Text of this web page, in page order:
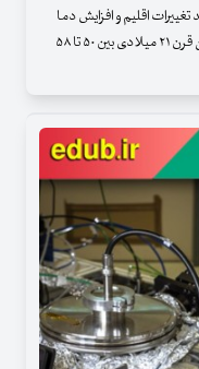
اقلیم و افزایش دما
به شکل منفی روی خواب انسان اثر دارد و تا پایان قرن ۲۱ میلادی بین ۵۰ تا ۵۸